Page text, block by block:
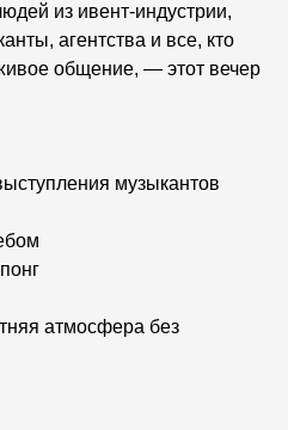
из ивент-индустрии,
агентства и все, кто
общение, — этот вечер
музыкантов
атмосфера без